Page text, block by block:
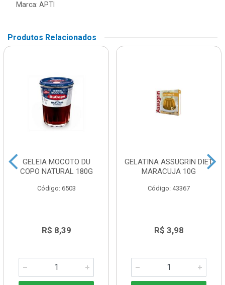
Marca: APTI
Produtos Relacionados
GELEIA MOCOTO DU
COPO NATURAL 180G
Código: 6503
R$ 8,39
GELATINA ASSUGRIN DIET
MARACUJA 10G
Código: 43367
R$ 3,98